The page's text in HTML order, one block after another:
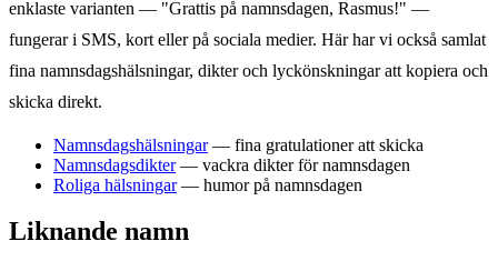
enklaste varianten — "Grattis på namnsdagen, Rasmus!" —
fungerar i SMS, kort eller på sociala medier. Här har vi också samlat
fina namnsdagshälsningar, dikter och lyckönskningar att kopiera och
skicka direkt.
Namnsdagshälsningar — fina gratulationer att skicka
Namnsdagsdikter— vackra dikter för namnsdagen
Roliga hälsningar— humor på namnsdagen
Liknande namn